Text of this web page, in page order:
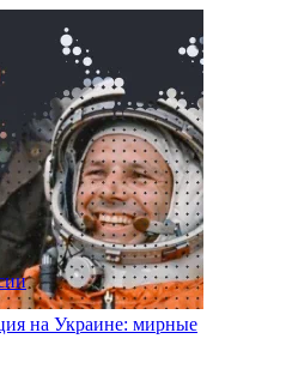
на Украине: мирные